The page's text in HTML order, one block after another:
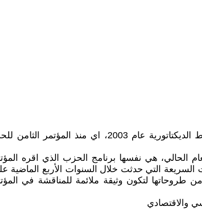
السريعة التي حدثت خلال السنوات الأربع
من طروحاتها لتكون وثيقة ملائمة للمناقشة في
والاقتصادي